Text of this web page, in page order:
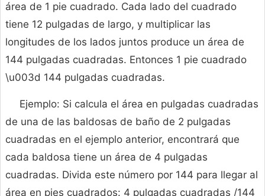
área de 1 pie cuadrado. Cada lado del cuadrado
tiene 12 pulgadas de largo, y multiplicar las
longitudes de los lados juntos produce un área de
144 pulgadas cuadradas. Entonces 1 pie cuadrado
\u003d 144 pulgadas cuadradas.
Ejemplo: Si calcula el área en pulgadas cuadradas
de una de las baldosas de baño de 2 pulgadas
cuadradas en el ejemplo anterior, encontrará que
cada baldosa tiene un área de 4 pulgadas
cuadradas. Divida este número por 144 para llegar al
área en pies cuadrados: 4 pulgadas cuadradas /144